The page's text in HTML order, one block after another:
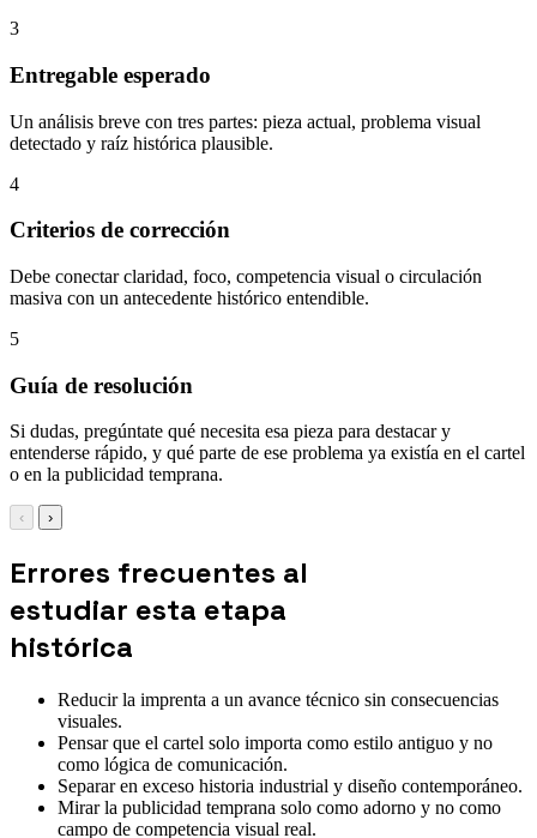
3
Entregable esperado
Un análisis breve con tres partes: pieza actual, problema visual
detectado y raíz histórica plausible.
4
Criterios de corrección
Debe conectar claridad, foco, competencia visual o circulación
masiva con un antecedente histórico entendible.
5
Guía de resolución
Si dudas, pregúntate qué necesita esa pieza para destacar y
entenderse rápido, y qué parte de ese problema ya existía en el cartel
o en la publicidad temprana.
‹ ›
Errores frecuentes al
estudiar esta etapa
histórica
Reducir la imprenta a un avance técnico sin consecuencias
visuales.
Pensar que el cartel solo importa como estilo antiguo y no
como lógica de comunicación.
Separar en exceso historia industrial y diseño contemporáneo.
Mirar la publicidad temprana solo como adorno y no como
campo de competencia visual real.